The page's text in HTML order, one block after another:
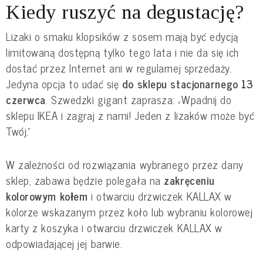
Kiedy ruszyć na degustację?
Lizaki o smaku klopsików z sosem mają być edycją
limitowaną dostępną tylko tego lata i nie da się ich
dostać przez Internet ani w regularnej sprzedaży.
Jedyna opcja to udać się do sklepu stacjonarnego 13
czerwca. Szwedzki gigant zaprasza: „Wpadnij do
sklepu IKEA i zagraj z nami! Jeden z lizaków może być
Twój.”
W zależności od rozwiązania wybranego przez dany
sklep, zabawa będzie polegała na zakręceniu
kolorowym kołem i otwarciu drzwiczek KALLAX w
kolorze wskazanym przez koło lub wybraniu kolorowej
karty z koszyka i otwarciu drzwiczek KALLAX w
odpowiadającej jej barwie.